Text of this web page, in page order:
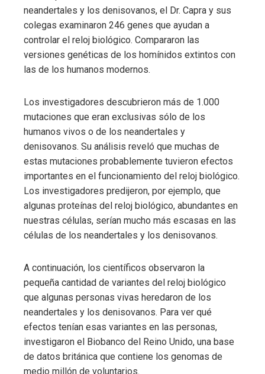
neandertales y los denisovanos, el Dr. Capra y sus
colegas examinaron 246 genes que ayudan a
controlar el reloj biológico. Compararon las
versiones genéticas de los homínidos extintos con
las de los humanos modernos.
Los investigadores descubrieron más de 1.000
mutaciones que eran exclusivas sólo de los
humanos vivos o de los neandertales y
denisovanos. Su análisis reveló que muchas de
estas mutaciones probablemente tuvieron efectos
importantes en el funcionamiento del reloj biológico.
Los investigadores predijeron, por ejemplo, que
algunas proteínas del reloj biológico, abundantes en
nuestras células, serían mucho más escasas en las
células de los neandertales y los denisovanos.
A continuación, los científicos observaron la
pequeña cantidad de variantes del reloj biológico
que algunas personas vivas heredaron de los
neandertales y los denisovanos. Para ver qué
efectos tenían esas variantes en las personas,
investigaron el Biobanco del Reino Unido, una base
de datos británica que contiene los genomas de
medio millón de voluntarios.